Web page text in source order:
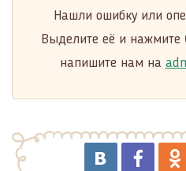
Нашли ошибку или
Выделите её и нажмите
напишите нам на